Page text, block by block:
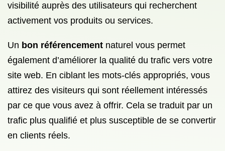
visibilité auprès des utilisateurs qui recherchent
activement vos produits ou services.
Un bon référencement naturel vous permet
également d’améliorer la qualité du trafic vers votre
site web. En ciblant les mots-clés appropriés, vous
attirez des visiteurs qui sont réellement intéressés
par ce que vous avez à offrir. Cela se traduit par un
trafic plus qualifié et plus susceptible de se convertir
en clients réels.